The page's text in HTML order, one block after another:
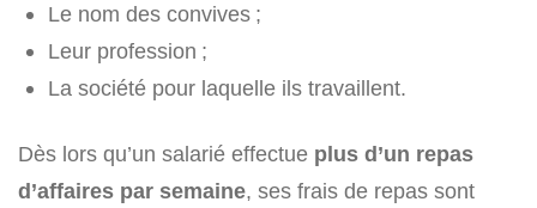
Le nom des convives ;
Leur profession ;
La société pour laquelle ils travaillent.
Dès lors qu’un salarié effectue plus d’un repas
d’affaires par semaine, ses frais de repas sont